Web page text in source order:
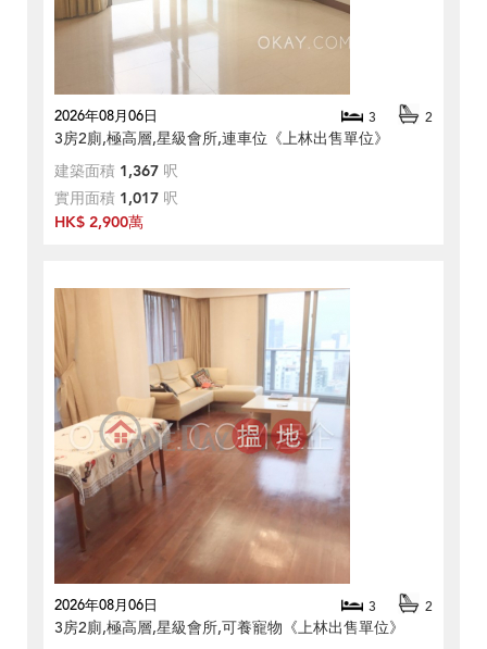
2026年08月06日 3 2
3房2廁,極高層,星級會所,連車位《上林出售單位》
建築面積 1,367 呎
實用面積 1,017 呎
HK$ 2,900萬
2026年08月06日 3 2
3房2廁,極高層,星級會所,可養寵物《上林出售單位》